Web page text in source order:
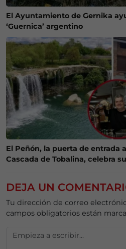
El Ayuntamiento de Gernika
‘Guernica’ argentino
El Peñón, la puerta de entrada
Cascada de Tobalina, celebra
DEJA UN
Tu dirección de correo
campos obligatorios están